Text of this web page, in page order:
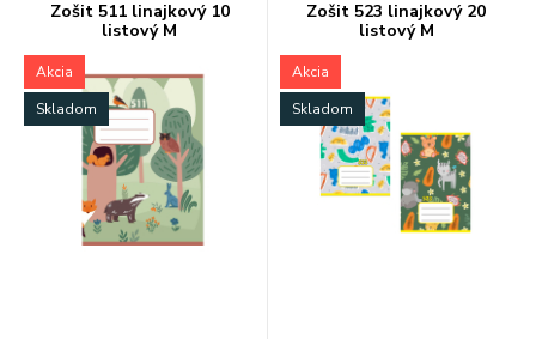
Zošit 511 linajkový 10
listový M
Akcia
Skladom
Zošit 523 linajkový 20
listový M
Akcia
Skladom